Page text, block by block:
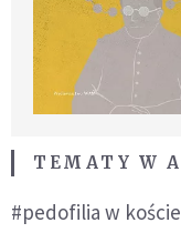
TEMATY W
#pedofilia w